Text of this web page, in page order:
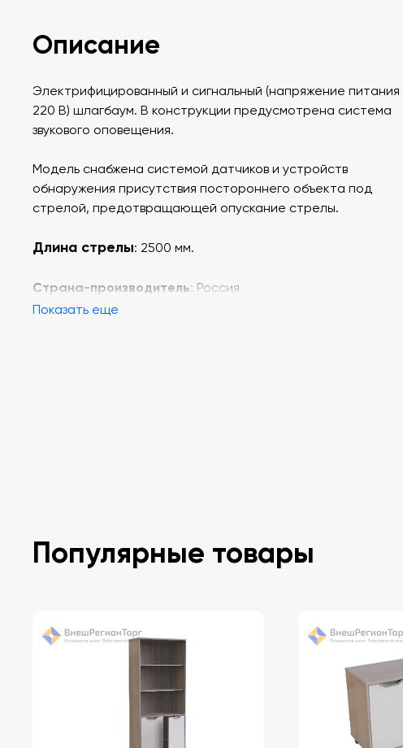
Описание
Электрифицированный и сигнальный (напряжение питания
220 В) шлагбаум. В конструкции предусмотрена система
звукового оповещения.
Модель снабжена системой датчиков и устройств
обнаружения присутствия постороннего объекта под
стрелой, предотвращающей опускание стрелы.
Длина стрелы: 2500 мм.
Страна-производитель: Россия
Показать еще
Популярные товары